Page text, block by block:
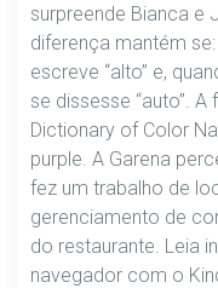
surpreende Bianca e
diferença mantém
escreve “alto” e,
se dissesse “auto”.
Dictionary of Color
purple. A Garena
fez um trabalho de
gerenciamento de
do restaurante. Leia
navegador com o